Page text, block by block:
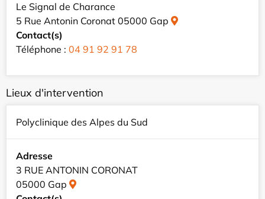
Le Signal de Charance
5 Rue Antonin Coronat 05000 Gap
Contact(s)
Téléphone : 04 91 92 91 78
Lieux d'intervention
Polyclinique des Alpes du Sud
Adresse
3 RUE ANTONIN CORONAT
05000 Gap